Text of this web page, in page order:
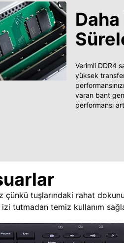
Daha
Verimli DDR4
yüksek
varan bant
performansı
tuşlarındaki rahat
tutmadan temiz kullanım